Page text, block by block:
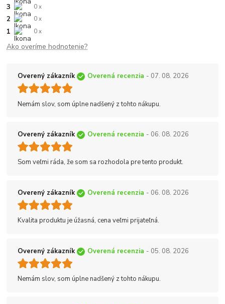
3 0 x
2 0 x
1 0 x
Ako overíme hodnotenie?
Overený zákazník Overená recenzia - 07. 08. 2026
Nemám slov, som úplne nadšený z tohto nákupu.
Overený zákazník Overená recenzia - 06. 08. 2026
Som veľmi ráda, že som sa rozhodola pre tento produkt.
Overený zákazník Overená recenzia - 06. 08. 2026
Kvalita produktu je úžasná, cena veľmi prijateľná.
Overený zákazník Overená recenzia - 05. 08. 2026
Nemám slov, som úplne nadšený z tohto nákupu.